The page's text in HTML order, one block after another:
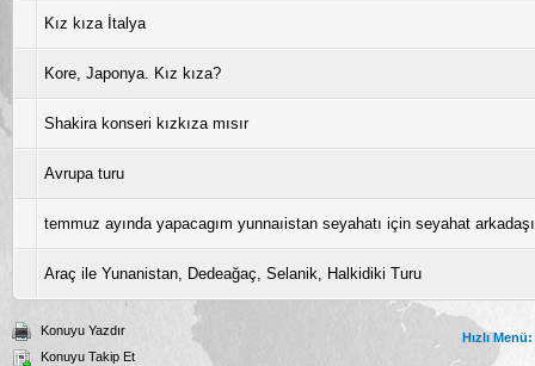
Kız kıza İtalya
Kore, Japonya. Kız kıza?
Shakira konseri kızkıza mısır
Avrupa turu
temmuz ayında yapacagım yunnaıistan seyahatı için seyahat
Araç ile Yunanistan, Dedeağaç, Selanik, Halkidiki Turu
Konuyu Yazdır
Konuyu Takip Et
Hızlı Menü: